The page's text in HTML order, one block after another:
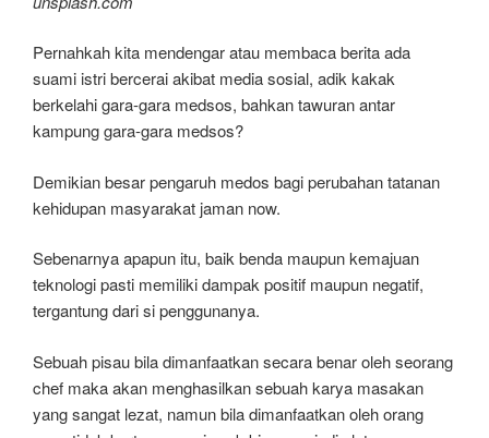
Pernahkah kita mendengar atau membaca berita ada
suami istri bercerai akibat media sosial, adik kakak
berkelahi gara-gara medsos, bahkan tawuran antar
kampung gara-gara medsos?
Demikian besar pengaruh medos bagi perubahan tatanan
kehidupan masyarakat jaman now.
Sebenarnya apapun itu, baik benda maupun kemajuan
teknologi pasti memiliki dampak positif maupun negatif,
tergantung dari si penggunanya.
Sebuah pisau bila dimanfaatkan secara benar oleh seorang
chef maka akan menghasilkan sebuah karya masakan
yang sangat lezat, namun bila dimanfaatkan oleh orang